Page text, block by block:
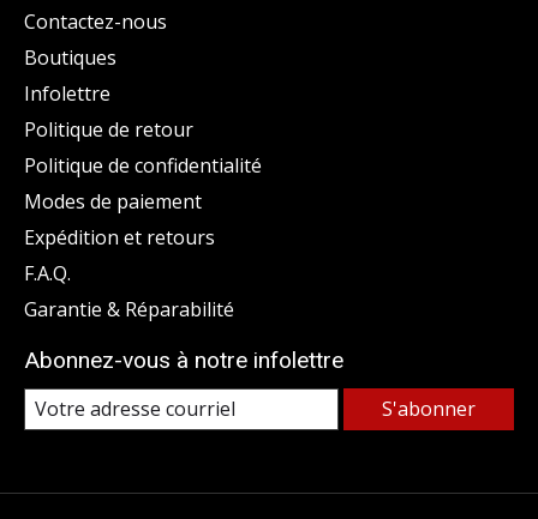
Contactez-nous
Boutiques
Infolettre
Politique de retour
Politique de confidentialité
Modes de paiement
Expédition et retours
F.A.Q.
Garantie & Réparabilité
Abonnez-vous à notre infolettre
S'abonner